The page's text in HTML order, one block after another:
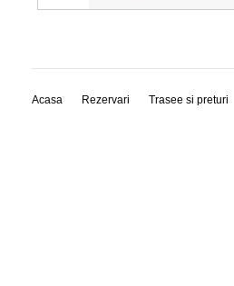
Acasa Rezervari Trasee si preturi